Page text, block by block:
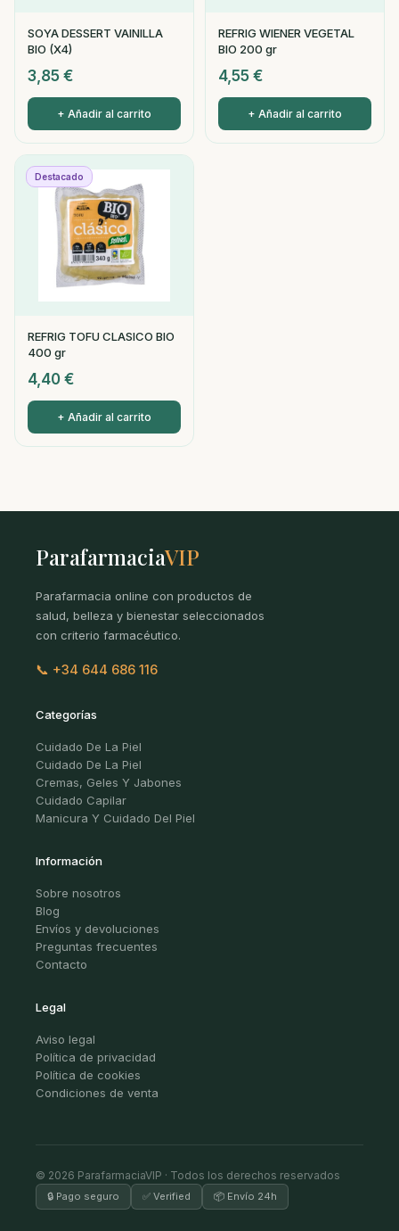
SOYA DESSERT VAINILLA
BIO (X4)
3,85 €
+ Añadir al carrito
REFRIG WIENER VEGETAL
BIO 200 gr
4,55 €
+ Añadir al carrito
Destacado
REFRIG TOFU CLASICO BIO
400 gr
4,40 €
+ Añadir al carrito
ParafarmaciaVIP
Parafarmacia online con productos de
salud, belleza y bienestar seleccionados
con criterio farmacéutico.
📞 +34 644 686 116
Categorías
Cuidado De La Piel
Cuidado De La Piel
Cremas, Geles Y Jabones
Cuidado Capilar
Manicura Y Cuidado Del Piel
Información
Sobre nosotros
Blog
Envíos y devoluciones
Preguntas frecuentes
Contacto
Legal
Aviso legal
Política de privacidad
Política de cookies
Condiciones de venta
© 2026 ParafarmaciaVIP · Todos los derechos reservados
🔒 Pago seguro ✅ Verified 📦 Envío 24h